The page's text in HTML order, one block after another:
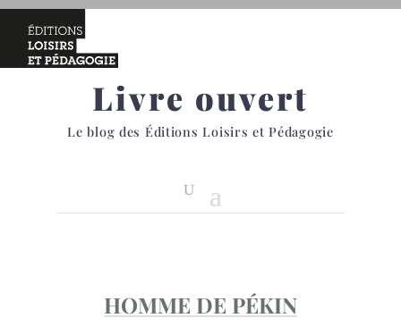
Livre ouvert
Le blog des Éditions Loisirs et Pédagogie
HOMME DE PÉKIN